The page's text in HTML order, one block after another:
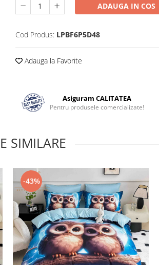
ADAUGA IN COS
Cod Produs: LPBF6P5D48
Adauga la Favorite
Asiguram CALITATEA
Pentru produsele comercializate!
SIMILARE
-43%